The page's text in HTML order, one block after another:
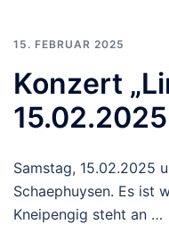
15. FEBRUAR 2025
Konzert
15.02.2025
Samstag, 15.02.2025
Schaephuysen. Es ist
Kneipengig steht an …